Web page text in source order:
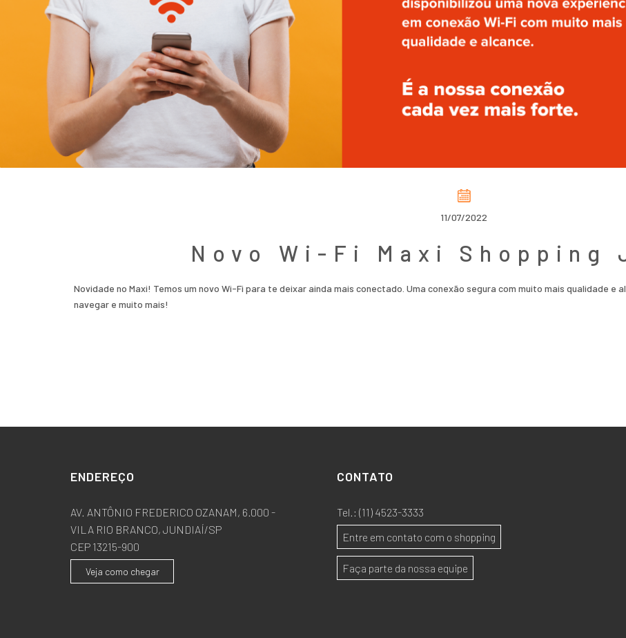
11/07/2022
Novo Wi-Fi Maxi Shopping
Novidade no Maxi! Temos um novo Wi-Fi para te deixar ainda mais conectado. Uma conexão segura com muito mais qualidade
navegar e muito mais!
ENDEREÇO
AV. ANTÔNIO FREDERICO OZANAM, 6.000 -
VILA RIO BRANCO, JUNDIAÍ/SP
CEP 13215-900
Veja como chegar
CONTATO
Tel.:(11) 4523-3333
Entre em contato com o shopping
Faça parte da nossa equipe